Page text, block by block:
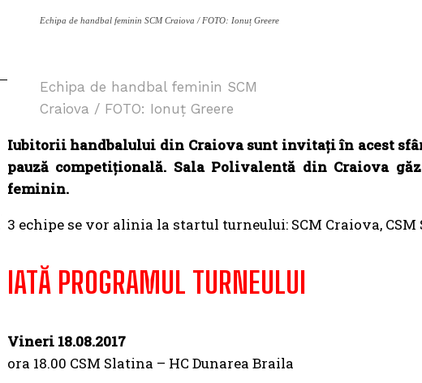
Echipa de handbal feminin SCM Craiova / FOTO: Ionuț Greere
Echipa de handbal feminin SCM
Craiova / FOTO: Ionuț Greere
Iubitorii handbalului din Craiova sunt invitați în acest
pauză competițională. Sala Polivalentă din Craiova
feminin.
3 echipe se vor alinia la startul turneului: SCM Craiova,
IATĂ PROGRAMUL TURNEULUI
Vineri 18.08.2017
ora 18.00 CSM Slatina – HC Dunarea Braila